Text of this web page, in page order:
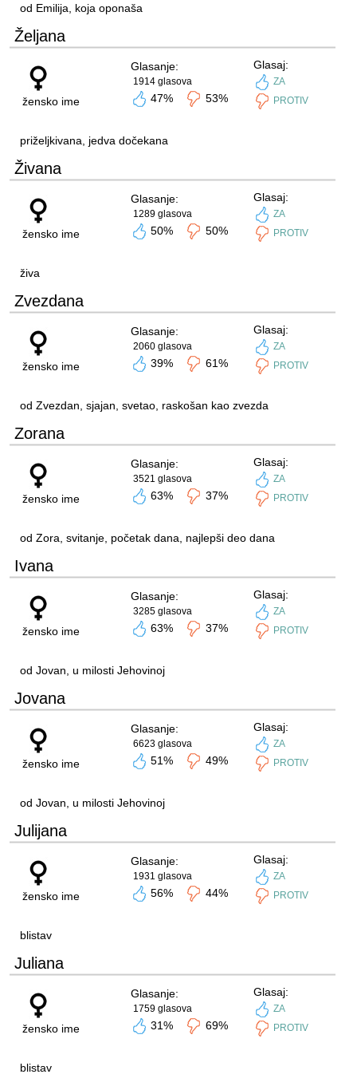
od Emilija, koja oponaša
Željana
žensko ime
Glasanje:
1914 glasova
47% 53%
Glasaj:
ZA
PROTIV
priželjkivana, jedva dočekana
Živana
žensko ime
Glasanje:
1289 glasova
50% 50%
Glasaj:
ZA
PROTIV
živa
Zvezdana
žensko ime
Glasanje:
2060 glasova
39% 61%
Glasaj:
ZA
PROTIV
od Zvezdan, sjajan, svetao, raskošan kao zvezda
Zorana
žensko ime
Glasanje:
3521 glasova
63% 37%
Glasaj:
ZA
PROTIV
od Zora, svitanje, početak dana, najlepši deo dana
Ivana
žensko ime
Glasanje:
3285 glasova
63% 37%
Glasaj:
ZA
PROTIV
od Jovan, u milosti Jehovinoj
Jovana
žensko ime
Glasanje:
6623 glasova
51% 49%
Glasaj:
ZA
PROTIV
od Jovan, u milosti Jehovinoj
Julijana
žensko ime
Glasanje:
1931 glasova
56% 44%
Glasaj:
ZA
PROTIV
blistav
Juliana
žensko ime
Glasanje:
1759 glasova
31% 69%
Glasaj:
ZA
PROTIV
blistav